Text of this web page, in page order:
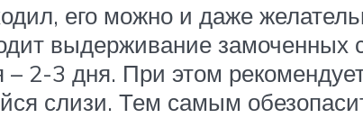
его можно и даже
выдерживание
2-3 дня. При этом
слизи. Тем самым